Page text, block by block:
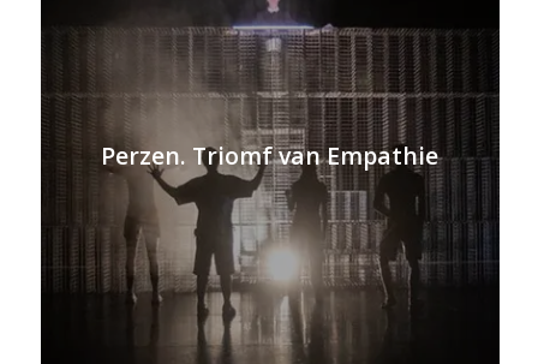
Perzen. Triomf van Empathie